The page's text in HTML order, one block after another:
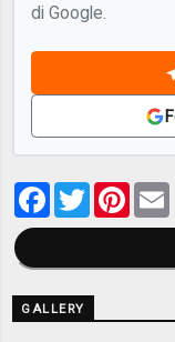
di Google.
Facebook
Twitter
GALLERY